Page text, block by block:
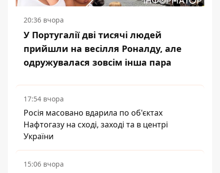
20:36 вчора
У Португалії дві тисячі людей
прийшли на весілля Роналду, але
одружувалася зовсім інша пара
17:54 вчора
Росія масовано вдарила по об'єктах
Нафтогазу на сході, заході та в центрі
України
15:06 вчора